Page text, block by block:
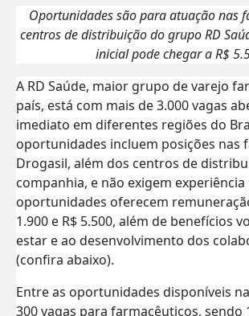
Oportunidades são para atuação nas
centros de distribuição do grupo RD
inicial pode chegar a R$
A RD Saúde, maior grupo de varejo
país, está com mais de 3.000 vagas
imediato em diferentes regiões do
oportunidades incluem posições nas
Drogasil, além dos centros de
companhia, e não exigem experiência
oportunidades oferecem
1.900 e R$ 5.500, além de benefícios
estar e ao desenvolvimento dos
(confira abaixo).
Entre as oportunidades disponíveis
300 vagas para farmacêuticos, sendo